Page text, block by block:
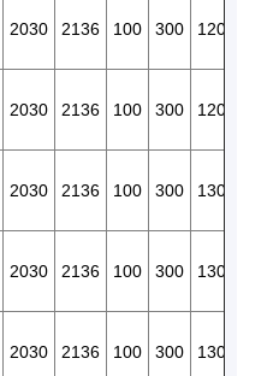
2030 2136 100 300 120
2030 2136 100 300 120
2030 2136 100 300 130
2030 2136 100 300 130
2030 2136 100 300 130